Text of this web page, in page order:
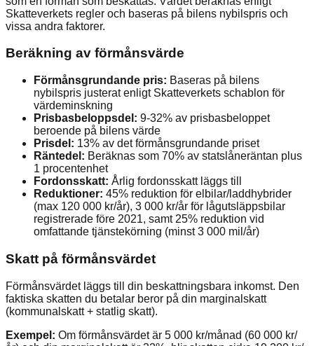
Skatteverkets regler och baseras på bilens nybilspris och
vissa andra faktorer.
Beräkning av förmånsvärde
Förmånsgrundande pris: Baseras på bilens
nybilspris justerat enligt Skatteverkets schablon för
värdeminskning
Prisbasbeloppsdel: 9-32% av prisbasbeloppet
beroende på bilens värde
Prisdel: 13% av det förmånsgrundande priset
Räntedel: Beräknas som 70% av statslåneräntan plus
1 procentenhet
Fordonsskatt: Årlig fordonsskatt läggs till
Reduktioner: 45% reduktion för elbilar/laddhybrider
(max 120 000 kr/år), 3 000 kr/år för lågutsläppsbilar
registrerade före 2021, samt 25% reduktion vid
omfattande tjänstekörning (minst 3 000 mil/år)
Skatt på förmånsvärdet
Förmånsvärdet läggs till din beskattningsbara inkomst. Den
faktiska skatten du betalar beror på din marginalskatt
(kommunalskatt + statlig skatt).
Exempel: Om förmånsvärdet är 5 000 kr/månad (60 000 kr/